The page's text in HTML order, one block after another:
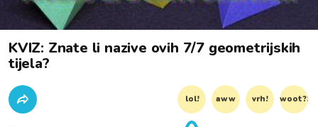
KVIZ: Znate li nazive ovih 7/7 geometrijskih
tijela?
lol! aww vrh! woot?!